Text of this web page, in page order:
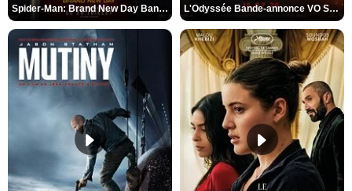
Spider-Man: Brand New Day Bande-annonce VO STFR L'Odyssée Bande-annonce VO STFR